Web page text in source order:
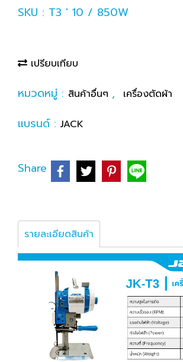
SKU : T3 ' 10 / 850W
เปรียบเทียบ
หมวดหมู่ : สินค้าอื่นๆ , เครื่องตัดผ้า
แบรนด์ : JACK
Share
รายละเอียดสินค้า